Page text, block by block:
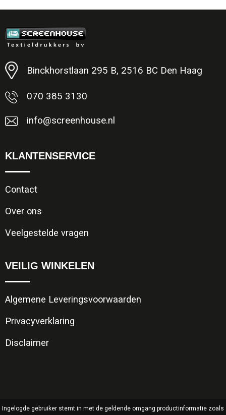
Minimale afname: 1
Binckhorstlaan 295 B, 2516 BC Den Haag
070 385 3130
info@screenhouse.nl
KLANTENSERVICE
Contact
Over ons
Veelgestelde vragen
VEILIG WINKELEN
Algemene Leveringsvoorwaarden
Privacyverklaring
Disclaimer
Ingelogde gebruiker stemt in met de geldende omgang productinformatie zoals